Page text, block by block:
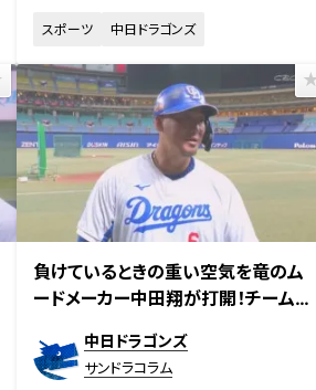
スポーツ 中日ドラゴンズ
負けているときの重い空気を竜のム
ードメーカー中田翔が打開！チームメ
る」と感謝中日ドラゴンズ
サンドラコラム